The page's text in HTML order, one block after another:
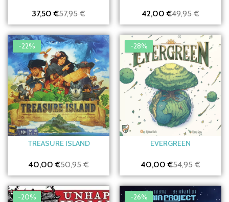
37,50 €57,95 € 42,00 €49,95 €
-22%
TREASURE ISLAND
40,00 €50,95 €
-28%
EVERGREEN
40,00 €54,95 €
-20% -26%